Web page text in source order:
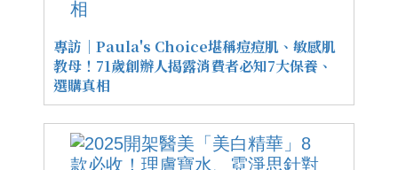
專訪｜Paula's Choice堪稱痘痘肌、敏感肌
教母！71歲創辦人揭露消費者必知7大保養、
選購真相